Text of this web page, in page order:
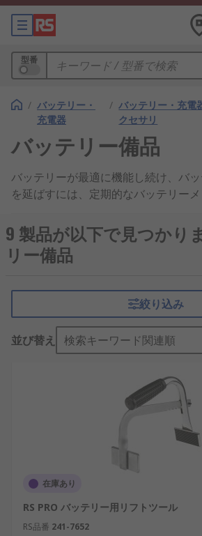
型番
/ バッテリー・
充電器
/ バッテリー・充電
クセサリ
バッテリー備品
バッテリーが最適に機能し続け、バ
を延ばすには、定期的なバッテリー
酸バッテリーのメンテナンスでは、
リー液または電解液のレベルが一定ま
たれていることを確認します。 これは
れます。 バッテリー端子を腐食や異
ことも、信頼性の高い電気接続を保証
メンテナンスの重要な要素です
バッテリセルの水位維持において 注
計された給水器を使用できます。 こ
り、こぼれた液体がバッテリセルにこ
量の水を補充することができます。
バッテリ端子を清掃する場合、 端子
を使用できます。 このブラシには、
の毛が採用されていて、 効果的に腐
中および バッテリのケーブルクラン
取り除けます
9 製品が以下で見つかり
リー備品
絞り込み
並び替え 検索キーワード関連順
在庫あり
RS PRO バッテリー用リフトツール
RS品番 241-7652